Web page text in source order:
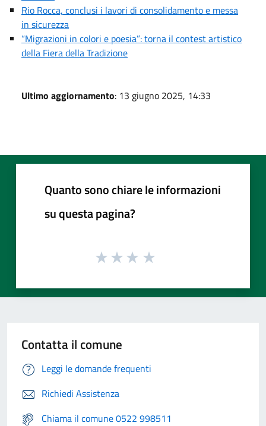
Rio Rocca, conclusi i lavori di consolidamento e messa
in sicurezza
“Migrazioni in colori e poesia”: torna il contest artistico
della Fiera della Tradizione
Ultimo aggiornamento: 13 giugno 2025, 14:33
Quanto sono chiare le informazioni
su questa pagina?
Contatta il comune
Leggi le domande frequenti
Richiedi Assistenza
Chiama il comune 0522 998511